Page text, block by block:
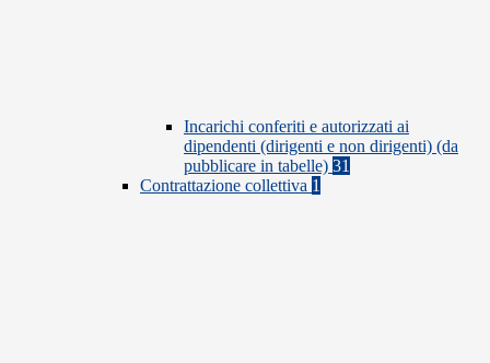
Incarichi conferiti e autorizzati ai
dipendenti (dirigenti e non dirigenti) (da
pubblicare in tabelle) 31
Contrattazione collettiva 1